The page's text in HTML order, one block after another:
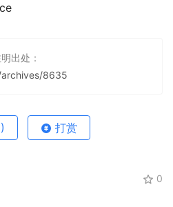
出处：
8635
打赏
0